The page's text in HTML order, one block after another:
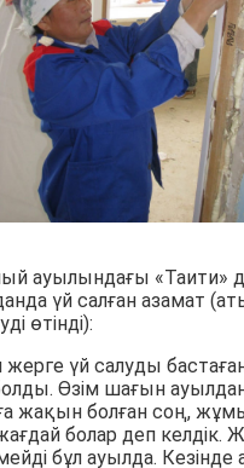
ауылындағы «Таити»
үй салған азамат
өтінді):
жерге үй салуды
Өзім шағын
жақын болған соң,
болар деп келдік.
бұл ауылда. Кезінде